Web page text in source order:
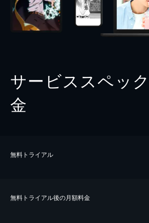
サービススペッ
金
無料トライアル
無料トライアル後の⽉額料金